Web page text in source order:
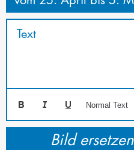
Text
Normal Text
Bild ersetzen